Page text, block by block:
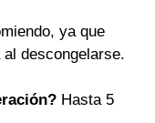
ya que
descongelarse.
Hasta 5